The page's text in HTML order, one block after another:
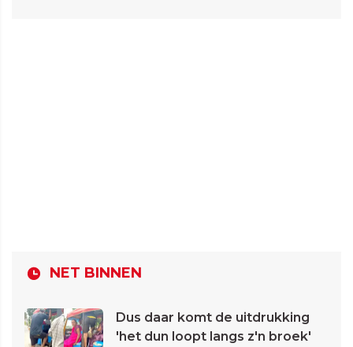
NET BINNEN
Dus daar komt de uitdrukking
'het dun loopt langs z'n broek'